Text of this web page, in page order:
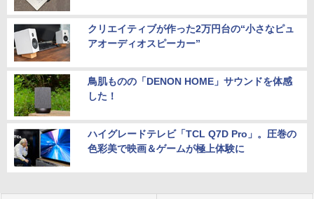
クリエイティブが作った2万円台の“小さなピュ
アオーディオスピーカー”
鳥肌ものの「DENON HOME」サウンドを体感
した！
ハイグレードテレビ「TCL Q7D Pro」。圧巻の
色彩美で映画＆ゲームが極上体験に